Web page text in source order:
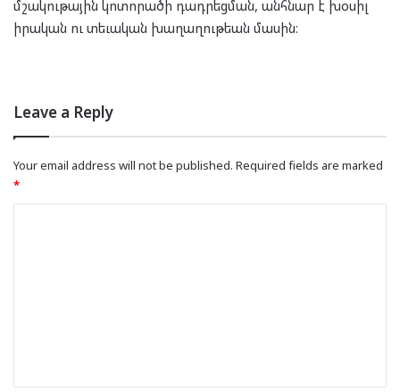
մշակութային կոտորածի դադրեցման, անհնար է խօսիլ
իրական ու տեւական խաղաղութեան մասին։
Leave a Reply
Your email address will not be published. Required fields are marked
*